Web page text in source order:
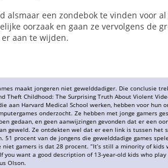
alsmaar een zondebok te vinden voor
oorzaak en gaan ze vervolgens de
aan te wijden.
maakt jongeren niet gewelddadiger. Die conclusie
Theft Childhood: The Surprising Truth About Violent
aan Harvard Medical School werken, hebben voor hun
onderzocht. Ze hebben met jonge gamers
gedaan, en geen aanwijzingen gevonden dat er een
geweld. Ze ontdekten wel dat er een link is tussen het
51 procent van de jongens die gewelddadige games
gamers is dat 28 procent. “It’s still a minority of kids
you want a good description of 13-year-old kids who play
Olson.